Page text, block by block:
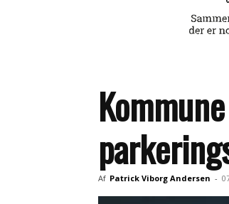
Af Patrick Viborg Andersen -